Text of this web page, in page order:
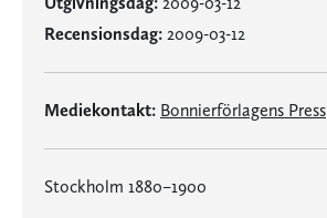
Recensionsdag: 2009-03-12
Mediekontakt: Bonnierförlagens Press
Stockholm 1880–1900